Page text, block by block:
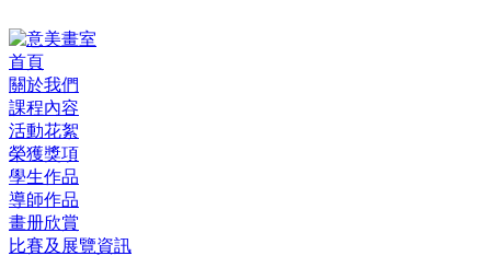
首頁
關於我們
課程內容
活動花絮
榮獲獎項
學生作品
導師作品
畫册欣賞
比賽及展覽資訊